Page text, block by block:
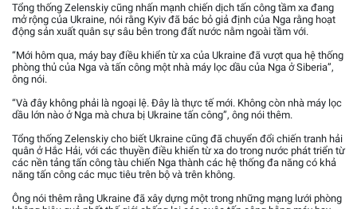
Tổng thống Zelenskiy cũng nhấn mạnh chiến dịch tấn công tầm xa đang
mở rộng của Ukraine, nói rằng Kyiv đã bác bỏ giả định của Nga rằng hoạt
động sản xuất quân sự sâu bên trong đất nước nằm ngoài tầm với.
“Mới hôm qua, máy bay điều khiển từ xa của Ukraine đã vượt qua hệ thống
phòng thủ của Nga và tấn công một nhà máy lọc dầu của Nga ở Siberia”,
ông nói.
“Và đây không phải là ngoại lệ. Đây là thực tế mới. Không còn nhà máy lọc
dầu lớn nào ở Nga mà chưa bị Ukraine tấn công”, ông nói thêm.
Tổng thống Zelenskiy cho biết Ukraine cũng đã chuyển đổi chiến tranh hải
quân ở Hắc Hải, với các thuyền điều khiển từ xa do trong nước phát triển từ
các nền tảng tấn công tàu chiến Nga thành các hệ thống đa năng có khả
năng tấn công các mục tiêu trên bộ và trên không.
Ông nói thêm rằng Ukraine đã xây dựng một trong những mạng lưới phòng